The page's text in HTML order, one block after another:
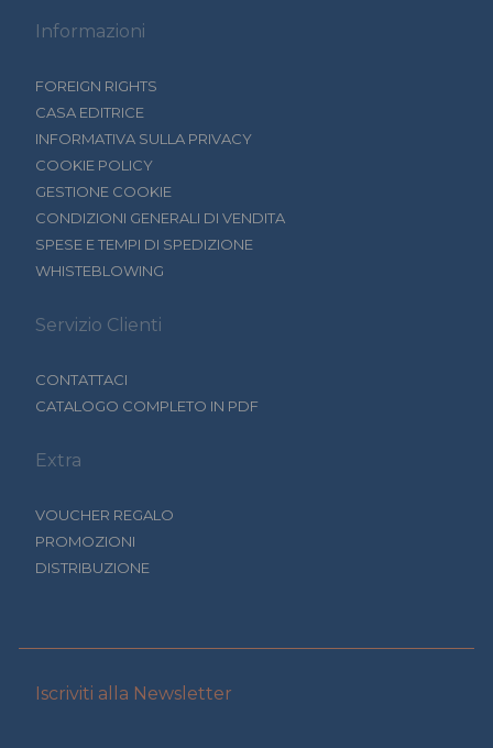
Informazioni
FOREIGN RIGHTS
CASA EDITRICE
INFORMATIVA SULLA PRIVACY
COOKIE POLICY
GESTIONE COOKIE
CONDIZIONI GENERALI DI VENDITA
SPESE E TEMPI DI SPEDIZIONE
WHISTEBLOWING
Servizio Clienti
CONTATTACI
CATALOGO COMPLETO IN PDF
Extra
VOUCHER REGALO
PROMOZIONI
DISTRIBUZIONE
Iscriviti alla Newsletter